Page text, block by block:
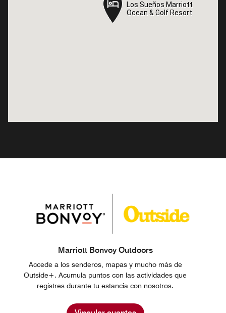
Los Sueños Marriott
Ocean & Golf Resort
Los Sueños Marriott
Ocean & Golf Resort
Marriott Bonvoy Outdoors
Accede a los senderos, mapas y mucho más de
Outside+. Acumula puntos con las actividades que
registres durante tu estancia con nosotros.